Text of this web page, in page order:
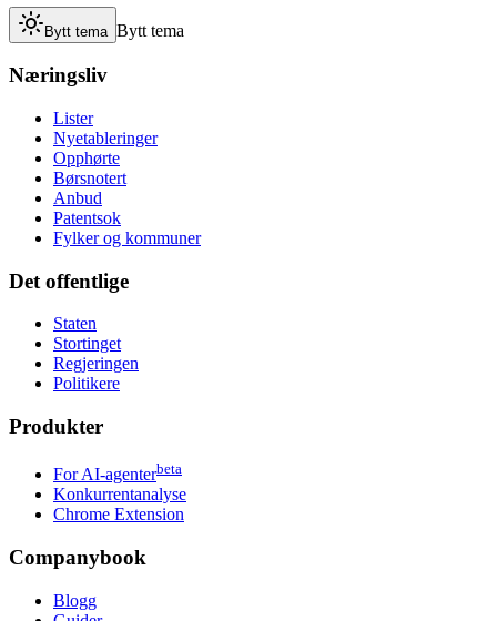
Bytt tema Bytt tema
Næringsliv
Lister
Nyetableringer
Opphørte
Børsnotert
Anbud
Patentsok
Fylker og kommuner
Det offentlige
Staten
Stortinget
Regjeringen
Politikere
Produkter
For AI-agenterbeta
Konkurrentanalyse
Chrome Extension
Companybook
Blogg